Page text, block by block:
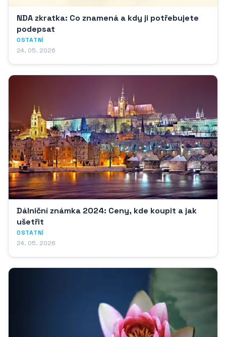
NDA zkratka: Co znamená a kdy ji potřebujete
podepsat
OSTATNÍ
24. 05. 2026
Dálniční známka 2024: Ceny, kde koupit a jak
ušetřit
OSTATNÍ
24. 05. 2026